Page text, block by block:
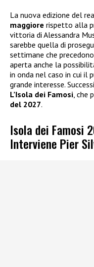
La nuova edizione del
maggiore rispetto alla
vittoria di Alessandra
sarebbe quella di
settimane che
aperta anche la
in onda nel caso in cui il
grande interesse.
L’Isola dei Famosi, che
del 2027.
Isola dei Famosi
Interviene Pier